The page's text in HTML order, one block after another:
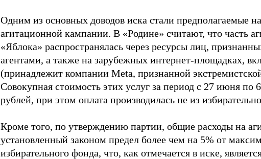
Одним из основных доводов иска стали предполагаемые
агитационной кампании. В «Родине» считают, что часть
«Яблока» распространялась через ресурсы лиц,
агентами, а также на зарубежных интернет-площадках,
(принадлежит компании Meta, признанной
Совокупная стоимость этих услуг за период с 27 июня по
рублей, при этом оплата производилась не из
Кроме того, по утверждению партии, общие расходы на
установленный законом предел более чем на 5% от
избирательного фонда, что, как отмечается в иске,